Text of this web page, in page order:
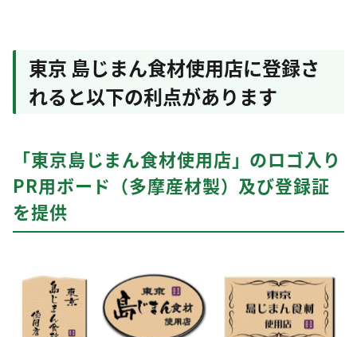
東京 島じまん食材使用店に登録さ
れると以下の利点があります
「東京島じまん食材使用店」のロゴ入り
PR用ボード（多摩産材製）及び登録証
を提供